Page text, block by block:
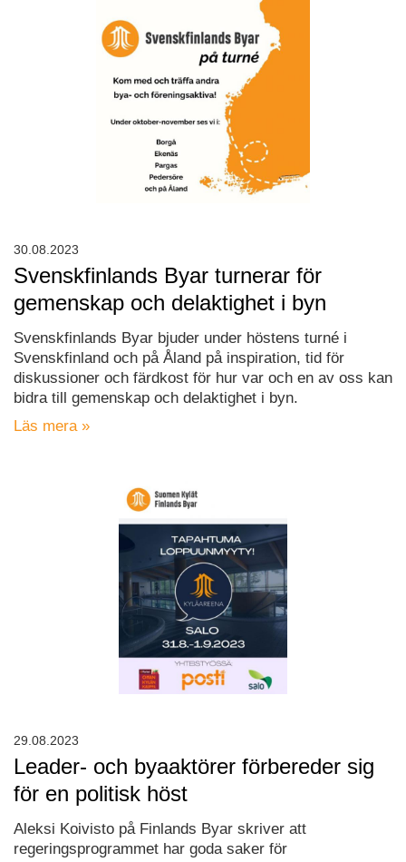
Svenskfinlands Byar turnerar för
gemenskap och delaktighet i byn
Svenskfinlands Byar bjuder under höstens turné i
Svenskfinland och på Åland på inspiration, tid för
diskussioner och färdkost för hur var och en av oss kan
bidra till gemenskap och delaktighet i byn.
Läs mera »
30.08.2023
Leader- och byaaktörer förbereder sig
för en politisk höst
Aleksi Koivisto på Finlands Byar skriver att
regeringsprogrammet har goda saker för
29.08.2023